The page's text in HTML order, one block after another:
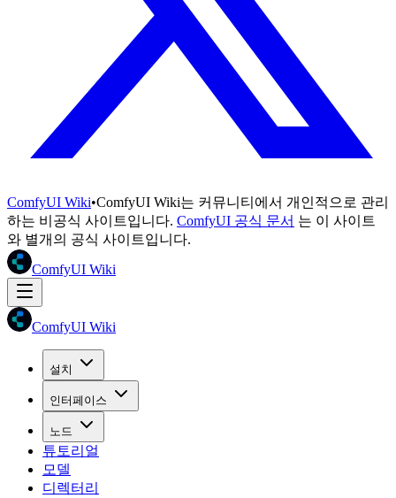
ComfyUI Wiki•ComfyUI Wiki는 커뮤니티에서 개인적으로 관리
하는 비공식 사이트입니다. ComfyUI 공식 문서 는 이 사이트
와 별개의 공식 사이트입니다.
ComfyUI Wiki
ComfyUI Wiki
설치
인터페이스
노드
튜토리얼
모델
디렉터리